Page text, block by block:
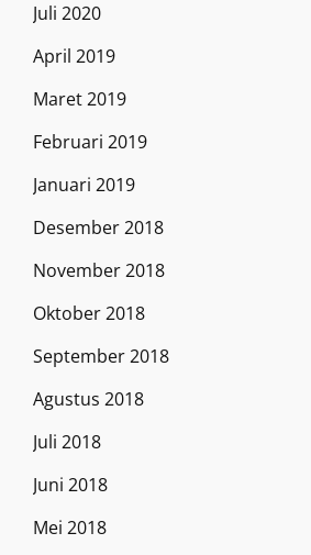
Juli 2020
April 2019
Maret 2019
Februari 2019
Januari 2019
Desember 2018
November 2018
Oktober 2018
September 2018
Agustus 2018
Juli 2018
Juni 2018
Mei 2018